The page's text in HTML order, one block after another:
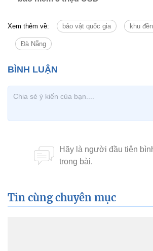
Xem thêm về: bảo vật quốc gia khu
Đà Nẵng
Tin cùng chuyên mục